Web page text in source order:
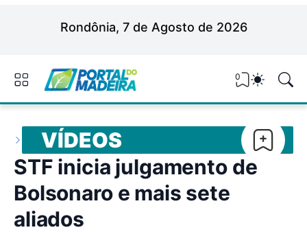
Rondônia, 7 de Agosto de 2026
0
VÍDEOS
STF inicia julgamento de
Bolsonaro e mais sete
aliados